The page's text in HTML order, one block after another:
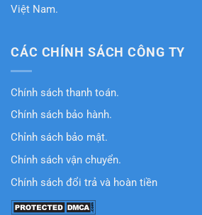
Việt Nam.
CÁC CHÍNH SÁCH CÔNG TY
Chính sách thanh toán.
Chính sách bảo hành.
Chỉnh sách bảo mật.
Chính sách vận chuyển.
Chính sách đổi trả và hoàn tiền